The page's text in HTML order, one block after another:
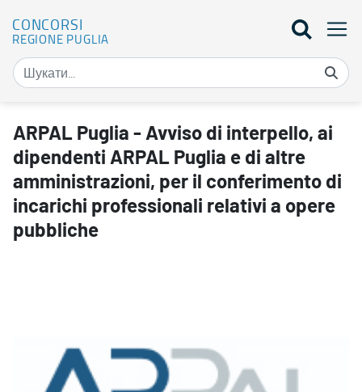
CONCORSI
REGIONE PUGLIA
ARPAL Puglia - Avviso di interpello, ai dipendenti ARPAL
ARPAL Puglia - Avviso di interpello, ai
dipendenti ARPAL Puglia e di altre
amministrazioni, per il conferimento di
incarichi professionali relativi a opere
pubbliche